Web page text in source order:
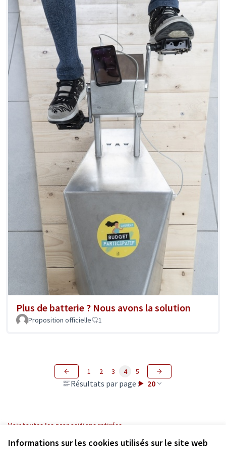
Informations sur les cookies utilisés sur le site web
Plus de batterie ? Nous avons la solution
Proposition officielle 1
Résultats par page : 20
1 2 3 4 5
Voir toutes les propositions retirées